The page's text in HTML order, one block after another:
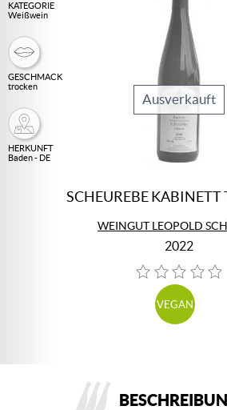
KATEGORIE
Weißwein
GESCHMACK
trocken
HERKUNFT
Baden - DE
Ausverkauft
SCHEUREBE KABINETT
WEINGUT LEOPOLD
2022
VEGAN